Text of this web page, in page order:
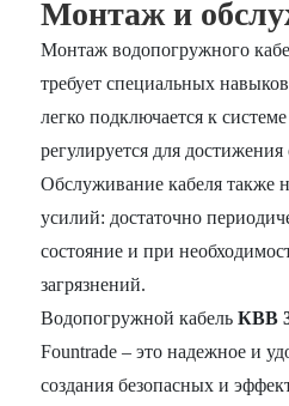
Монтаж и
Монтаж водопогружного
требует специальных
легко подключается к
регулируется для
Обслуживание кабеля также
усилий: достаточно
состояние и при
загрязнений.
Водопогружной кабельКВВ
Fountrade – это надежное и
создания безопасных и